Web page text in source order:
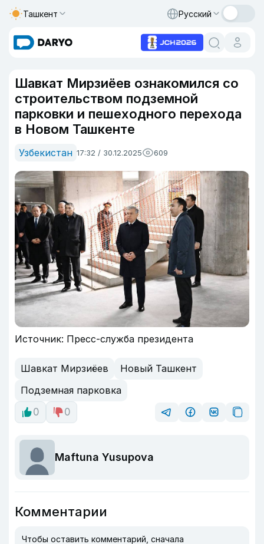
Ташкент Русский
Шавкат Мирзиёев ознакомился со
строительством подземной
парковки и пешеходного перехода
в Новом Ташкенте
Узбекистан 17:32 / 30.12.2025 609
Источник: Пресс-служба президента
Шавкат Мирзиёев
Новый Ташкент
Подземная парковка
0
0
Maftuna Yusupova
Комментарии
Чтобы оставить комментарий, сначала